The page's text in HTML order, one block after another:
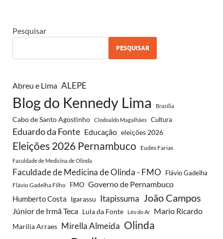
Pesquisar
PESQUISAR
Abreu e Lima ALEPE
Blog do Kennedy Lima Brasília
Cabo de Santo Agostinho Clodoaldo Magalhães Cultura
Eduardo da Fonte Educação eleições 2026
Eleições 2026 Pernambuco Eudes Farias
Faculdade de Medicina de Olinda
Faculdade de Medicina de Olinda - FMO Flávio Gadelha
Flávio Gadelha Filho FMO Governo de Pernambuco
Humberto Costa Igarassu Itapissuma João Campos
Júnior de Irmã Teca Lula da Fonte Léo do Ar Mario Ricardo
Marília Arraes Mirella Almeida Olinda